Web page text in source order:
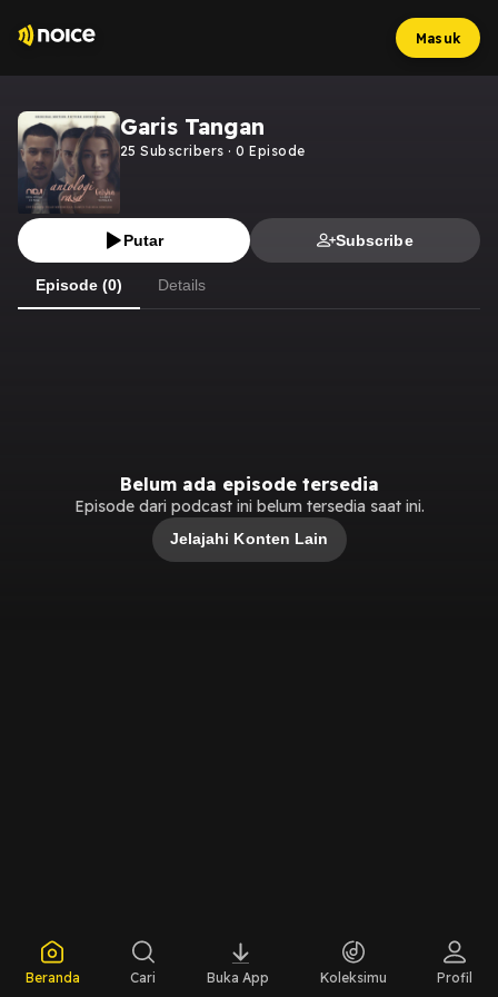
Masuk
Garis Tangan
25 Subscribers ·0 Episode
Putar Subscribe
Episode (0) Details
Belum ada episode tersedia
Episode dari podcast ini belum tersedia saat ini.
Jelajahi Konten Lain
Beranda Cari Buka App Koleksimu Profil